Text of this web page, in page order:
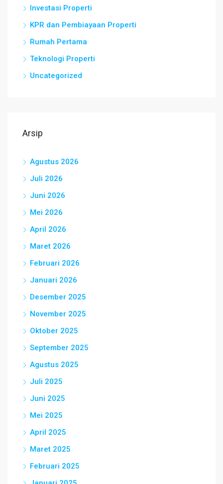
Investasi Properti
KPR dan Pembiayaan Properti
Rumah Pertama
Teknologi Properti
Uncategorized
Arsip
Agustus 2026
Juli 2026
Juni 2026
Mei 2026
April 2026
Maret 2026
Februari 2026
Januari 2026
Desember 2025
November 2025
Oktober 2025
September 2025
Agustus 2025
Juli 2025
Juni 2025
Mei 2025
April 2025
Maret 2025
Februari 2025